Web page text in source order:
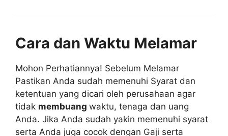
Cara dan Waktu Melamar
Mohon Perhatiannya! Sebelum Melamar
Pastikan Anda sudah memenuhi Syarat dan
ketentuan yang dicari oleh perusahaan agar
tidak membuang waktu, tenaga dan uang
Anda. Jika Anda sudah yakin memenuhi syarat
serta Anda juga cocok dengan Gaji serta